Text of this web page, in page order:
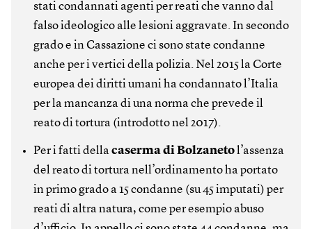
stati condannati agenti per reati che vanno dal
falso ideologico alle lesioni aggravate. In secondo
grado e in Cassazione ci sono state condanne
anche per i vertici della polizia. Nel 2015 la Corte
europea dei diritti umani ha condannato l’Italia
per la mancanza di una norma che prevede il
reato di tortura (introdotto nel 2017).
Per i fatti dellacaserma di Bolzanetol’assenza
del reato di tortura nell’ordinamento ha portato
in primo grado a 15 condanne (su 45 imputati) per
reati di altra natura, come per esempio abuso